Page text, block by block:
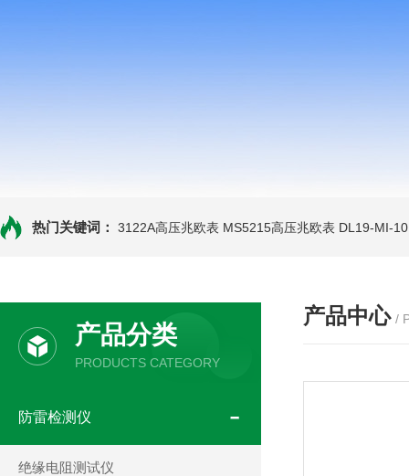
热门关键词： 3122A高压兆欧表 MS5215高压兆欧表 DL19-MI-
产品分类
PRODUCTS CATEGORY
防雷检测仪
绝缘电阻测试仪
产品中心 /